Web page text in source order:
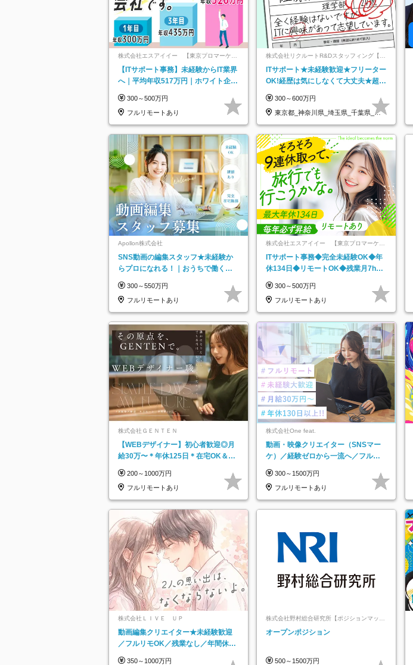
株式会社エスアイイー 【東京プロマーケッ
ト上場】
【ITサポート事務】未経験からIT業界
へ｜平均年収517万円｜ホワイト企業
300～500万円
フルリモートあり
株式会社リクルートR&Dスタッフィング【リ
クルートグループ】
ITサポート★未経験歓迎★フリーター
OK!経歴は気にしなくて大丈夫★超大
300～600万円
東京都_神奈川県_埼玉県_千葉県_大
阪府…
Apollon株式会社
SNS動画の編集スタッフ★未経験か
らプロになれる！｜おうちで働くフ
300～550万円
フルリモートあり
株式会社エスアイイー 【東京プロマーケッ
ITサポート事務◆完全未経験OK◆年
休134日◆リモートOK◆残業月7h以
300～500万円
フルリモートあり
株式会社ＧＥＮＴＥＮ
【WEBデザイナー】初⼼者歓迎◎⽉
給30万〜＊年休125⽇＊在宅OK＆研
200～1000万円
フルリモートあり
株式会社One feat.
動画・映像クリエイター（SNSマー
ケ）／経験ゼロから一流へ／フルリ
日以上
300～1500万円
フルリモートあり
株式会社ＬＩＶＥ ＵＰ
動画編集クリエイター★未経験歓迎
／フルリモOK／残業なし／年間休日
350～1000万円
株式会社野村総合研究所【ポジションマッチ
オープンポジション
500～1500万円